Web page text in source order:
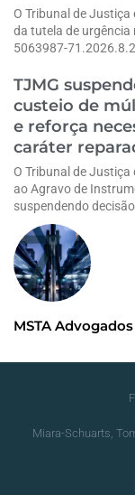
MSTA Advogados
O Tribunal de
da tutela de urgência
5063987-
TJMG
custeio de
e reforça
caráter
O Tribunal de Justiça
ao Agravo de
suspendendo
Miara-Schuarts,